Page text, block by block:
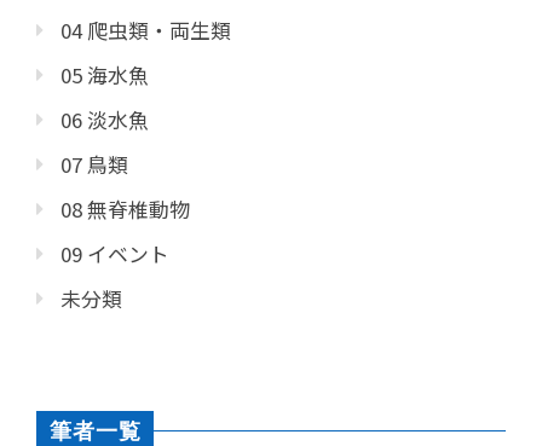
04 爬虫類・両生類
05 海水魚
06 淡水魚
07 鳥類
08 無脊椎動物
09 イベント
未分類
筆者一覧